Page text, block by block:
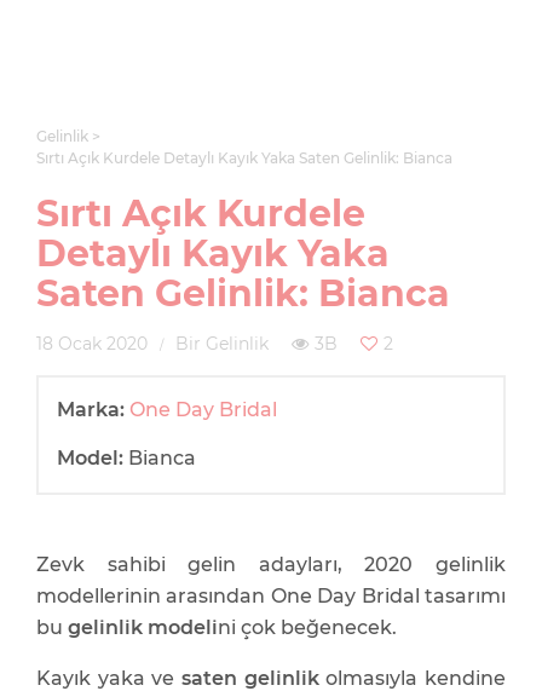
Gelinlik
Sırtı Açık Kurdele Detaylı Kayık Yaka Saten Gelinlik: Bianca
Sırtı Açık Kurdele
Detaylı Kayık Yaka
Saten Gelinlik: Bianca
18 Ocak 2020 Bir Gelinlik 3B 2
Marka: One Day Bridal
Model: Bianca
Zevk sahibi gelin adayları, 2020 gelinlik
modellerinin arasından One Day Bridal tasarımı
bu gelinlik modelini çok beğenecek.
Kayık yaka ve saten gelinlikolmasıyla kendine